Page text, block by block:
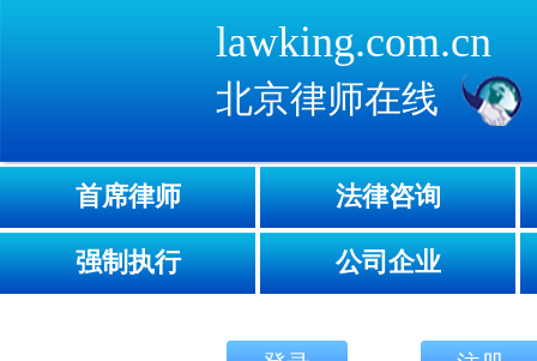
lawking.com.cn
北京律师在线
首席律师 法律咨询
强制执行 公司企业